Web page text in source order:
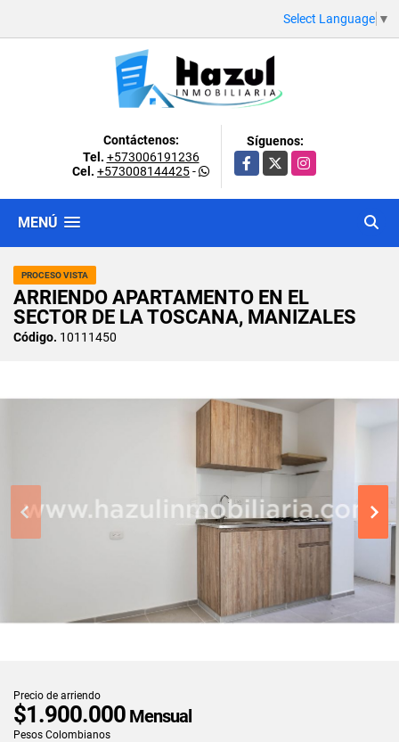
Select Language ▼
Contáctenos:
Tel. +573006191236
Cel. +573008144425-
Síguenos:
Facebook
X Instagram
MENÚ
PROCESO VISTA
ARRIENDO APARTAMENTO EN EL
SECTOR DE LA TOSCANA, MANIZALES
Código. 10111450
Precio de arriendo
$1.900.000 Mensual
Pesos Colombianos